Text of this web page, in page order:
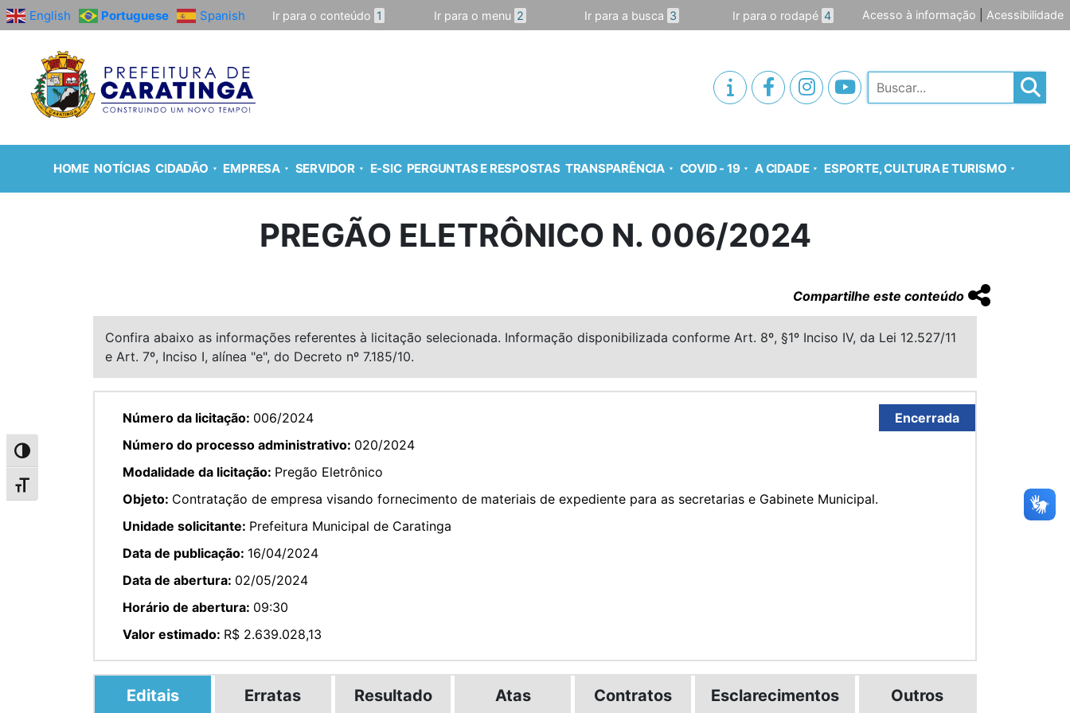
Alternar alto contraste
Alternar tamanho da fonte
English Portuguese Spanish Ir para o conteúdo 1 Ir para o menu 2 Ir para a busca 3 Ir para o rodapé 4 Acesso à informação Acessibilidade
Pesquisar
HOME NOTÍCIAS CIDADÃO EMPRESA SERVIDOR E-SIC PERGUNTAS E RESPOSTAS TRANSPARÊNCIA COVID - 19 A CIDADE ESPORTE, CULTURA E TURISMO
PREGÃO ELETRÔNICO N. 006/2024
Compartilhe este conteúdo
Confira abaixo as informações referentes à licitação selecionada. Informação disponibilizada conforme Art. 8º, §1º Inciso IV, da Lei 12.527/11
e Art. 7º, Inciso I, alínea "e", do Decreto nº 7.185/10.
Encerrada
Número da licitação: 006/2024
Número do processo administrativo: 020/2024
Modalidade da licitação: Pregão Eletrônico
Objeto: Contratação de empresa visando fornecimento de materiais de expediente para as secretarias e Gabinete Municipal.
Unidade solicitante: Prefeitura Municipal de Caratinga
Data de publicação: 16/04/2024
Data de abertura: 02/05/2024
Horário de abertura: 09:30
Valor estimado: R$ 2.639.028,13
Editais Erratas Resultado Atas Contratos Esclarecimentos Outros